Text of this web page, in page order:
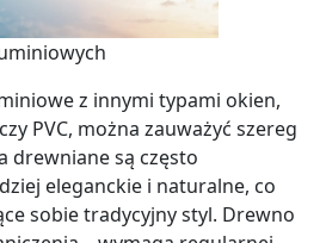
z innymi typami okien,
PVC, można zauważyć szereg
drewniane są często
eleganckie i naturalne, co
sobie tradycyjny styl. Drewno